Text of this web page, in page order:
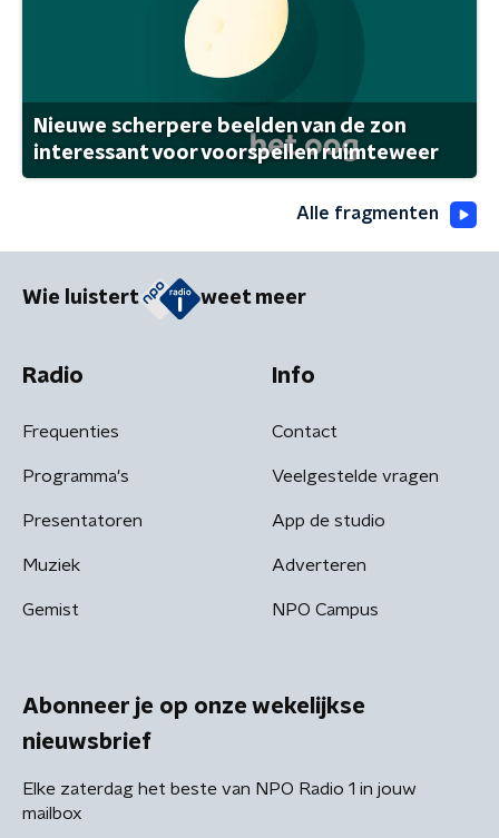
Nieuwe scherpere beelden van de zon
interessant voor voorspellen ruimteweer
Alle fragmenten
Wie luistert weet meer
Radio
Frequenties
Programma's
Presentatoren
Muziek
Gemist
Info
Contact
Veelgestelde vragen
App de studio
Adverteren
NPO Campus
Abonneer je op onze wekelijkse
nieuwsbrief
Elke zaterdag het beste van NPO Radio 1 in jouw
mailbox